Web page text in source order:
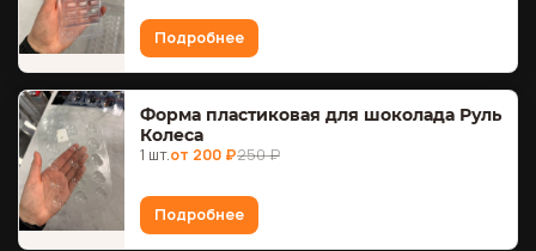
Подробнее
Форма пластиковая для шоколада Руль
Колеса
1 шт.от 200 ₽250 ₽
Подробнее